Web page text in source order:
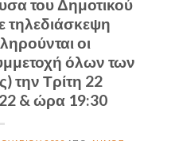
του Δημοτικού
τηλεδιάσκεψη
οι
όλων των
την Τρίτη 22
& ώρα 19:30